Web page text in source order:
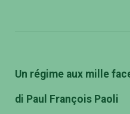
Un régime aux mille
di Paul François Paoli